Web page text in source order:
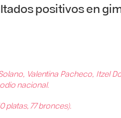
positivos en
Valentina Pacheco, Itzel
nacional.
platas, 77 bronces).